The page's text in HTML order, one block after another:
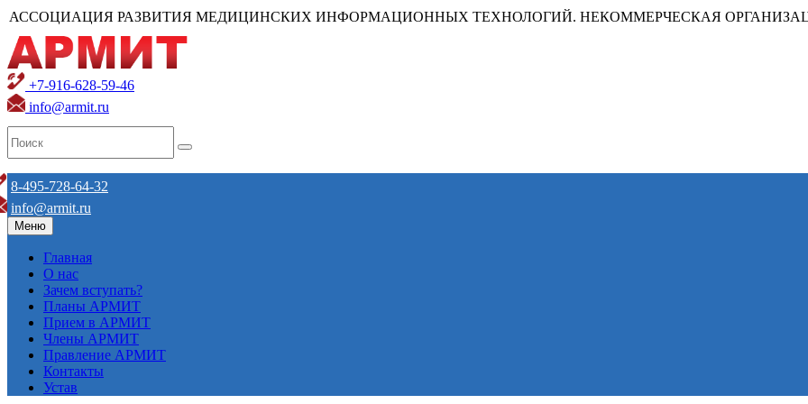
АССОЦИАЦИЯ РАЗВИТИЯ МЕДИЦИНСКИХ ИНФОРМАЦИОННЫХ ТЕХНОЛОГИЙ. НЕКОММЕРЧЕСКАЯ
+7-916-628-59-46
info@armit.ru
8-495-728-64-32
info@armit.ru
Меню
Главная
О нас
Зачем вступать?
Планы АРМИТ
Прием в АРМИТ
Члены АРМИТ
Правление АРМИТ
Контакты
Устав